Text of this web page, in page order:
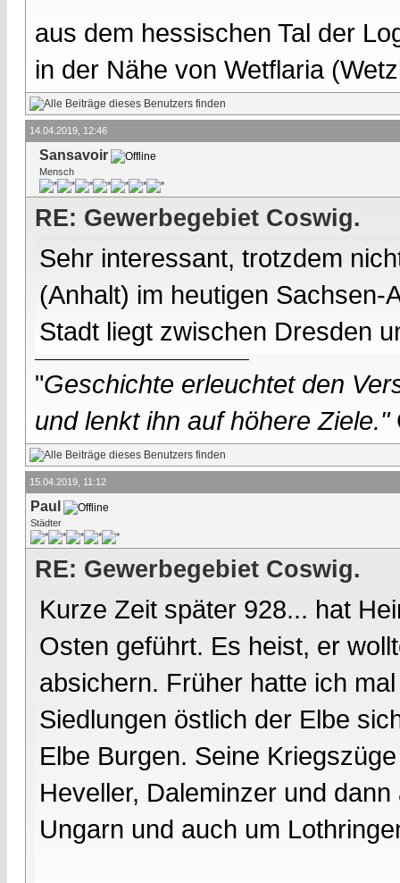
aus dem hessischen Tal der
in der Nähe von Wetflaria
14.04.2019, 12:46
Sansavoir
Mensch
RE: Gewerbegebiet Coswig.
Sehr interessant, trotzdem
(Anhalt) im heutigen
Stadt liegt zwischen Dresden
"Geschichte erleuchtet den
und lenkt ihn auf höhere Ziele."
15.04.2019, 11:12
Paul
Städter
RE: Gewerbegebiet Coswig.
Kurze Zeit später 928... hat
Osten geführt. Es heist, er
absichern. Früher hatte ich
Siedlungen östlich der Elbe
Elbe Burgen. Seine
Heveller, Daleminzer und
Ungarn und auch um